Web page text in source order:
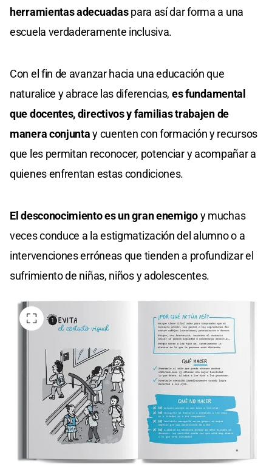
herramientas adecuadaspara así dar forma a una
escuela verdaderamente inclusiva.
Con el fin de avanzar hacia una educación que
naturalice y abrace las diferencias, es fundamental
que docentes, directivos y familias trabajen de
manera conjuntay cuenten con formación y recursos
que les permitan reconocer, potenciar y acompañar a
quienes enfrentan estas condiciones.
El desconocimiento es un gran enemigoy muchas
veces conduce a la estigmatización del alumno o a
intervenciones erróneas que tienden a profundizar el
sufrimiento de niñas, niños y adolescentes.